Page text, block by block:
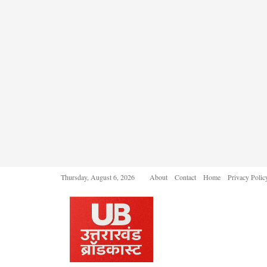
Thursday, August 6, 2026 About Contact Home Privacy